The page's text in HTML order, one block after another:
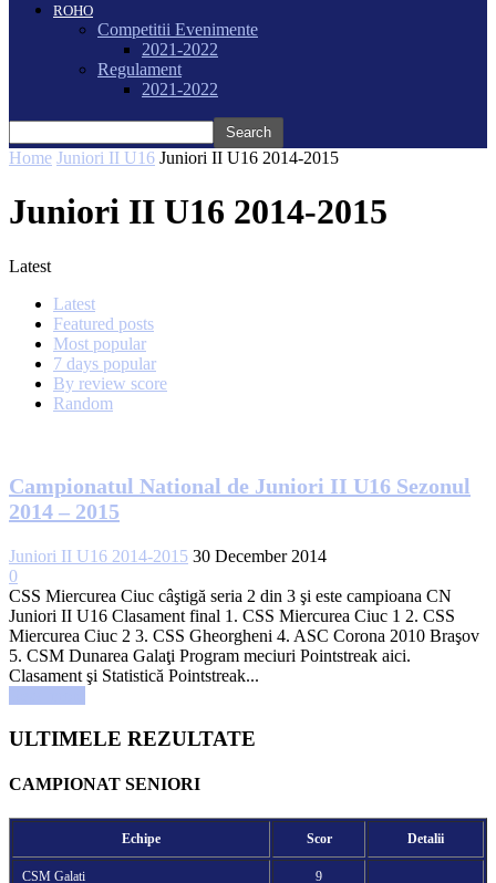
ROHO
Competitii Evenimente
2021-2022
Regulament
2021-2022
Home Juniori II U16 Juniori II U16 2014-2015
Juniori II U16 2014-2015
Latest
Latest
Featured posts
Most popular
7 days popular
By review score
Random
Campionatul National de Juniori II U16 Sezonul
2014 – 2015
Juniori II U16 2014-2015 30 December 2014
0
CSS Miercurea Ciuc câştigă seria 2 din 3 şi este campioana CN
Juniori II U16 Clasament final 1. CSS Miercurea Ciuc 1 2. CSS
Miercurea Ciuc 2 3. CSS Gheorgheni 4. ASC Corona 2010 Braşov
5. CSM Dunarea Galaţi Program meciuri Pointstreak aici.
Clasament şi Statistică Pointstreak...
ULTIMELE REZULTATE
CAMPIONAT SENIORI
Echipe Scor Detalii
CSM Galati 9